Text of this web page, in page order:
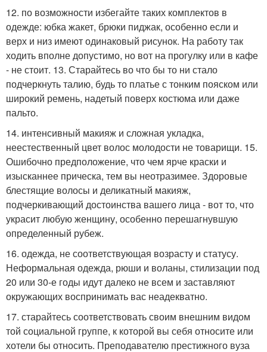
12. по возможности избегайте таких комплектов в
одежде: юбка жакет, брюки пиджак, особенно если и
верх и низ имеют одинаковый рисунок. На работу так
ходить вполне допустимо, но вот на прогулку или в кафе
- не стоит. 13. Старайтесь во что бы то ни стало
подчеркнуть талию, будь то платье с тонким пояском или
широкий ремень, надетый поверх костюма или даже
пальто.
14. интенсивный макияж и сложная укладка,
неестественный цвет волос молодости не товарищи. 15.
Ошибочно предположение, что чем ярче краски и
изысканнее прическа, тем вы неотразимее. Здоровые
блестящие волосы и деликатный макияж,
подчеркивающий достоинства вашего лица - вот то, что
украсит любую женщину, особенно перешагнувшую
определенный рубеж.
16. одежда, не соответствующая возрасту и статусу.
Неформальная одежда, рюши и воланы, стилизации под
20 или 30-е годы идут далеко не всем и заставляют
окружающих воспринимать вас неадекватно.
17. старайтесь соответствовать своим внешним видом
той социальной группе, к которой вы себя относите или
хотели бы относить. Преподавателю престижного вуза